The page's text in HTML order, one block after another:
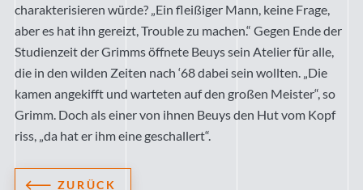
charakterisieren würde? „Ein fleißiger Mann, keine Frage,
aber es hat ihn gereizt, Trouble zu machen.“ Gegen Ende der
Studienzeit der Grimms öffnete Beuys sein Atelier für alle,
die in den wilden Zeiten nach ‘68 dabei sein wollten. „Die
kamen angekifft und warteten auf den großen Meister“, so
Grimm. Doch als einer von ihnen Beuys den Hut vom Kopf
riss, „da hat er ihm eine geschallert“.
ZURÜCK